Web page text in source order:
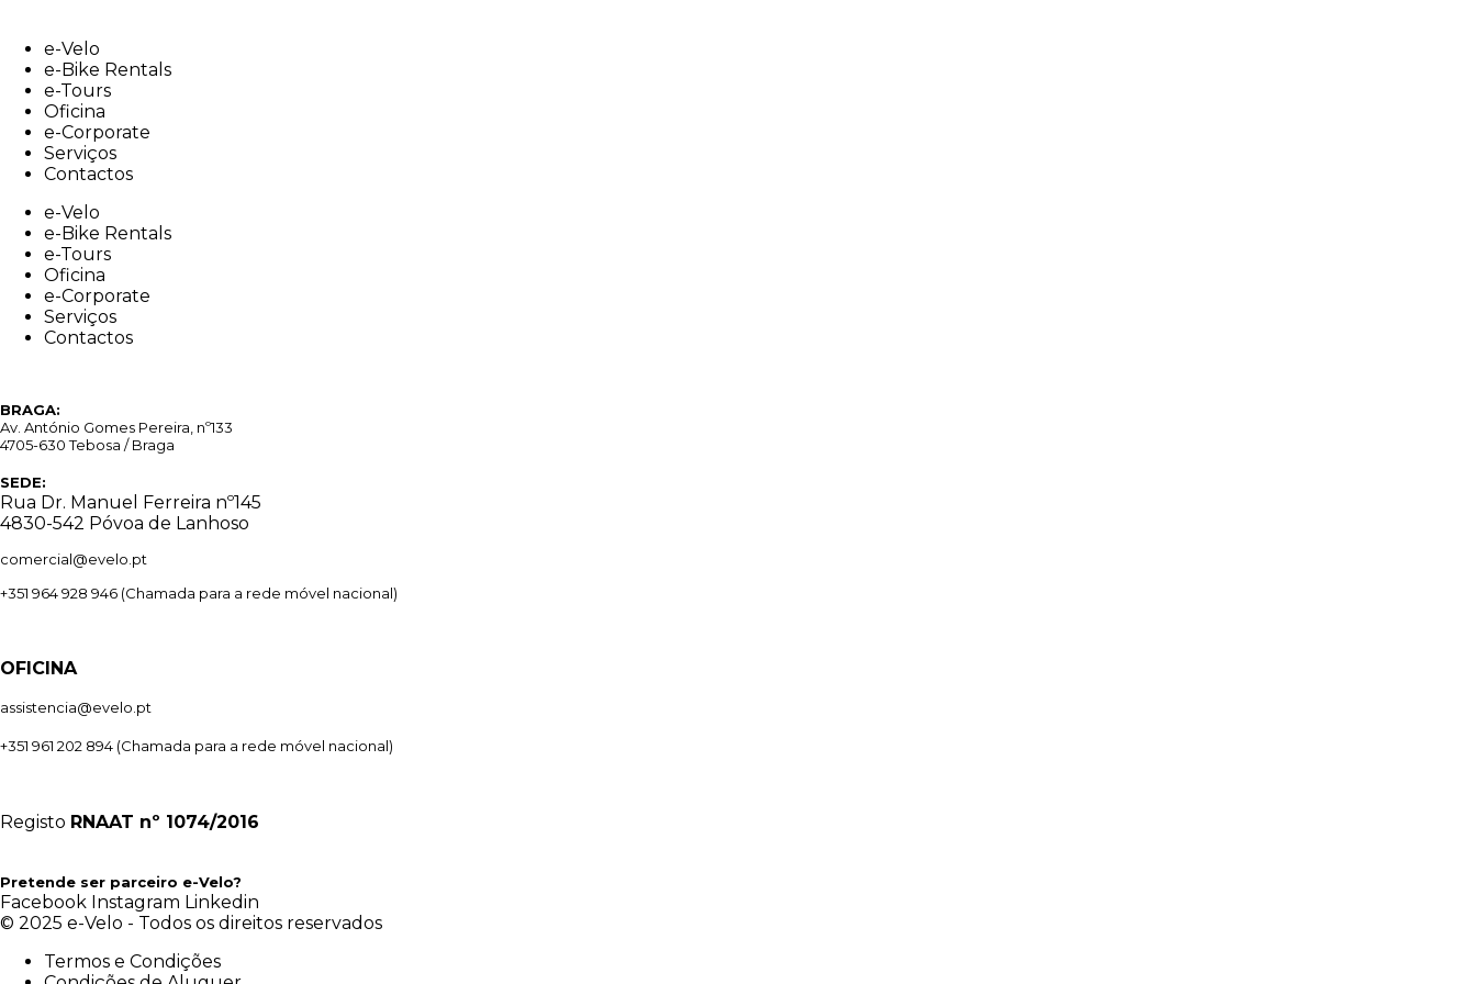
contente-Velo
e-Bike Rentals
e-Tours
Oficina
e-Corporate
Serviços
Contactos
e-Velo
e-Bike Rentals
e-Tours
Oficina
e-Corporate
Serviços
Contactos
BRAGA:
Av. António Gomes Pereira, nº133
4705-630 Tebosa / Braga
SEDE:
Rua Dr. Manuel Ferreira nº145
4830-542 Póvoa de Lanhoso
comercial@evelo.pt
+351 964 928 946 (Chamada para a rede móvel nacional)
OFICINA
assistencia@evelo.pt
+351 961 202 894 (Chamada para a rede móvel nacional)
Registo RNAAT nº 1074/2016
Pretende ser parceiro e-Velo?
Facebook Instagram Linkedin
© 2025 e-Velo - Todos os direitos reservados
Termos e Condições